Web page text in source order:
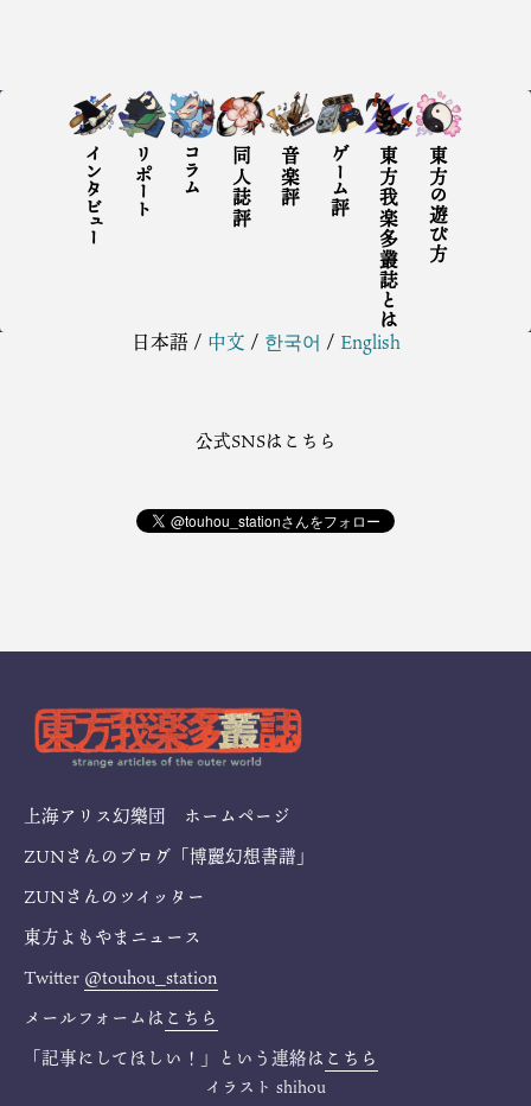
インタビュー リポート コラム 同人誌評 音楽評 ゲーム評 東方我楽多叢誌とは 東方の遊び方
日本語/ 中文 / 한국어 / English
公式SNSはこちら
上海アリス幻樂団 ホームページ
ZUNさんのブログ「博麗幻想書譜」
ZUNさんのツイッター
東方よもやまニュース
Twitter @touhou_station
メールフォームは こちら
「記事にしてほしい！」という連絡は こちら
イラスト shihou